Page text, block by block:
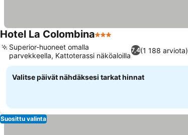
Hotel La Colombina3 Tähtiluokitus
7,4(1 188 arviota)
Superior-huoneet omalla
parvekkeella, Kattoterassi näköaloilla
Valitse päivät nähdäksesi tarkat hinnat
Suosittu valinta